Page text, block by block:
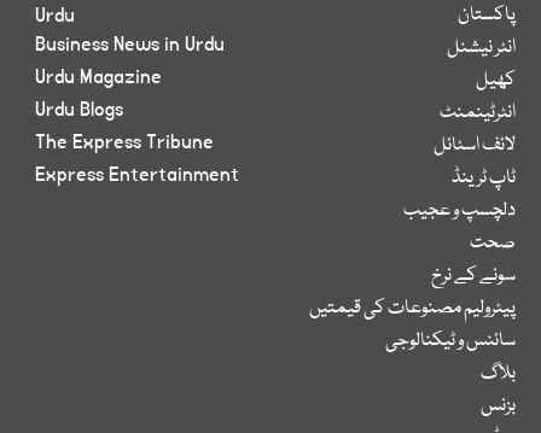
پاکستان
انٹر نیشنل
کھیل
انٹرٹینمنٹ
لائف اسٹائل
ٹاپ ٹرینڈ
دلچسپ و عجیب
صحت
سونے کے نرخ
پیٹرولیم مصنوعات کی قیمتیں
سائنس و ٹیکنالوجی
بلاگ
بزنس
Urdu
Business News in Urdu
Urdu Magazine
Urdu Blogs
The Express Tribune
Express Entertainment